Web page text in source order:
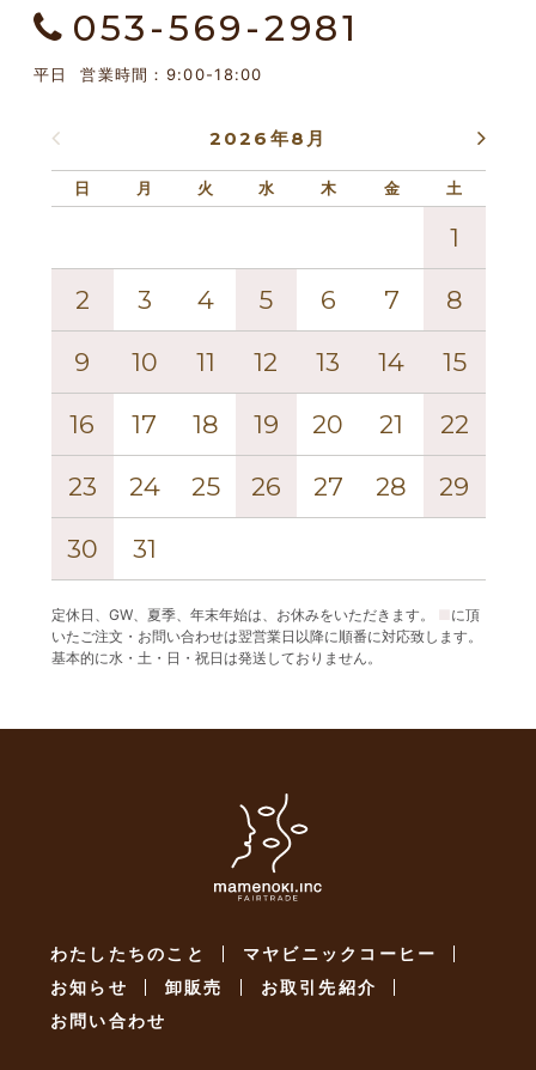
2026年8月
日 月 火 水 木 金 土
1
2 3 4 5 6 7 8
9 10 11 12 13 14 15
16 17 18 19 20 21 22
23 24 25 26 27 28 29
30 31
定休日、GW、夏季、年末年始は、お休みをいただきます。
に頂
いたご注文・お問い合わせは翌営業日以降に順番に対応致します。
基本的に水・土・日・祝日は発送しておりません。
053-569-2981
平日 営業時間：9:00-18:00
わたしたちのこと
マヤビニックコーヒー
お知らせ
卸販売
お取引先紹介
お問い合わせ